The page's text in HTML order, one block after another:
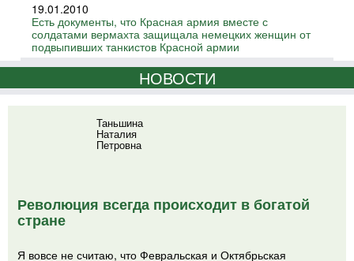
19.01.2010
Есть документы, что Красная армия вместе с
солдатами вермахта защищала немецких женщин от
подвыпивших танкистов Красной армии
НОВОСТИ
Таньшина
Наталия
Петровна
Революция всегда происходит в богатой
стране
Я вовсе не считаю, что Февральская и Октябрьская